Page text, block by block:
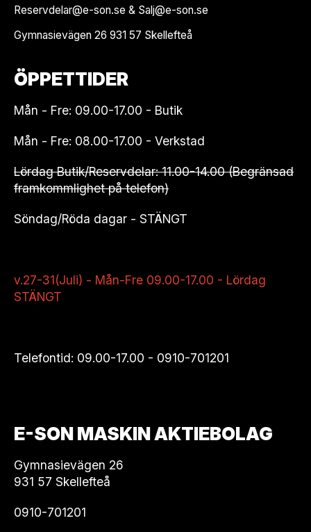
Reservdelar@e-son.se & Salj@e-son.se
Gymnasievägen 26 931 57 Skellefteå
ÖPPETTIDER
Mån - Fre: 09.00-17.00 - Butik
Mån - Fre: 08.00-17.00 - Verkstad
Lördag Butik/Reservdelar: 11.00-14.00 (Begränsad
framkommlighet på telefon)
Söndag/Röda dagar - STÄNGT
v.27-31(Juli) - Mån-Fre 09.00-17.00 - Lördag
STÄNGT
Telefontid: 09.00-17.00 - 0910-701201
E-SON MASKIN AKTIEBOLAG
Gymnasievägen 26
931 57 Skellefteå
0910-701201